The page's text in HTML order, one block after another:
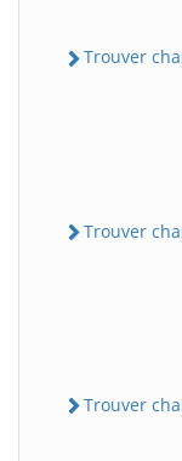
Trouver
Trouver
Trouver